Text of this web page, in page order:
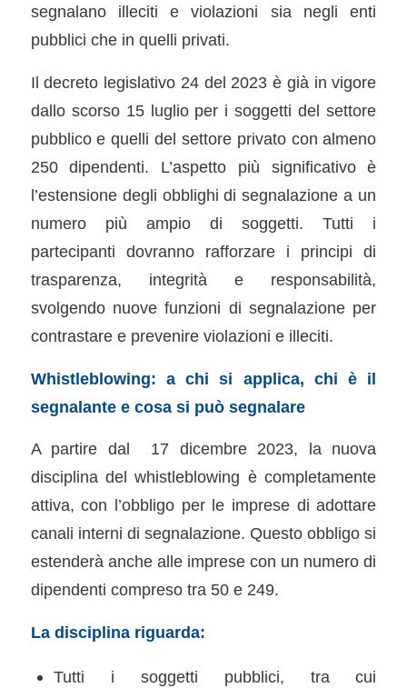
segnalano illeciti e violazioni sia negli enti
pubblici che in quelli privati.
Il decreto legislativo 24 del 2023 è già in vigore
dallo scorso 15 luglio per i soggetti del settore
pubblico e quelli del settore privato con almeno
250 dipendenti. L’aspetto più significativo è
l’estensione degli obblighi di segnalazione a un
numero più ampio di soggetti. Tutti i
partecipanti dovranno rafforzare i principi di
trasparenza, integrità e responsabilità,
svolgendo nuove funzioni di segnalazione per
contrastare e prevenire violazioni e illeciti.
Whistleblowing: a chi si applica, chi è il
segnalante e cosa si può segnalare
A partire dal 17 dicembre 2023, la nuova
disciplina del whistleblowing è completamente
attiva, con l’obbligo per le imprese di adottare
canali interni di segnalazione. Questo obbligo si
estenderà anche alle imprese con un numero di
dipendenti compreso tra 50 e 249.
La disciplina riguarda:
Tutti i soggetti pubblici, tra cui